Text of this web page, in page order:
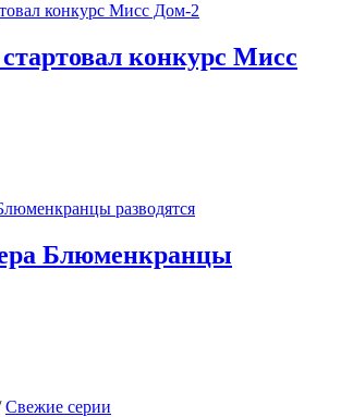
конкурс Мисс
Блюменкранцы
Свежие серии